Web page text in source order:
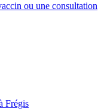
ou une consultation
Frégis